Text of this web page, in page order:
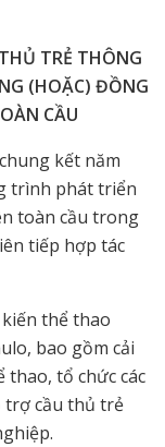
TRẺ THÔNG
(HOẶC) ĐỒNG
CẦU
kết năm
trình phát triển
toàn cầu trong
tiếp hợp tác
thể thao
bao gồm cải
tổ chức các
trợ cầu thủ trẻ